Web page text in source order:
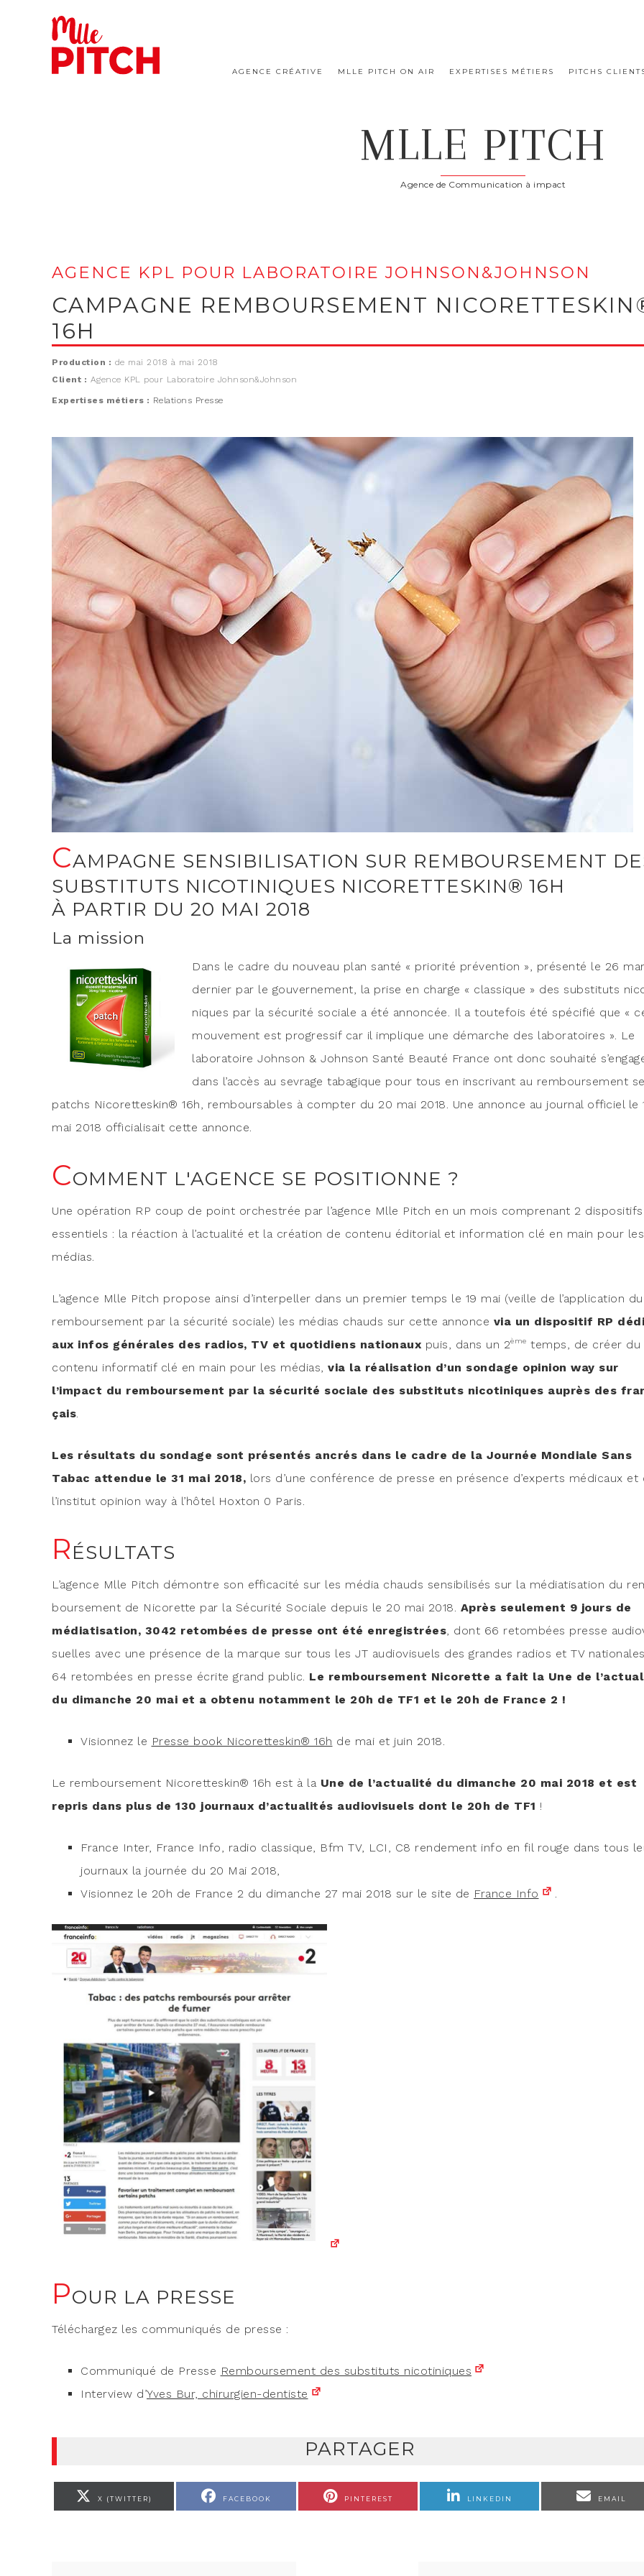
AGENCE CRÉATIVE MLLE PITCH ON AIR EXPERTISES MÉTIERS PITCHS
MLLE PITCH
Agence de Communication à impact
AGENCE KPL POUR LABORATOIRE JOHNSON&JOHNSON
CAMPAGNE REMBOURSEMENT
16H
Production : de mai 2018 à mai 2018
Client : Agence KPL pour Laboratoire Johnson&Johnson
Expertises métiers : Relations Presse
CAMPAGNE SENSIBILISATION SUR REMBOURSEMENT
SUBSTITUTS NICOTINIQUES NICORETTESKIN® 16H
À PARTIR DU 20 MAI 2018
La mission
Dans le cadre du nou­veau plan san­té « prio­ri­té pré­ven­tion », pré­sen­té le 26
der­nier par le gou­ver­ne­ment, la prise en charge « clas­sique » des sub­sti­tuts
niques par la sécu­ri­té sociale a été annon­cée. Il a tou­te­fois été spé­ci­fié que «
mou­ve­ment est pro­gres­sif car il implique une démarche des labo­ra­toires ». Le
labo­ra­toire John­son & John­son San­té Beau­té France ont donc sou­hai­té
dans l’ac­cès au sevrage taba­gique pour tous en ins­cri­vant au rem­bour­se­ment
patchs Nico­ret­tes­kin® 16h, rem­bour­sables à comp­ter du 20 mai 2018. Une annonce au jour­nal offi­ciel le
mai 2018 offi­cia­li­sait cette annonce.
COMMENT L'AGENCE SE POSITIONNE ?
Une opé­ra­tion RP coup de point orches­trée par l’agence Mlle Pitch en un mois com­pre­nant 2 dis­po­si­tifs
essen­tiels : la réac­tion à l’actualité et la créa­tion de conte­nu édi­to­rial et infor­ma­tion clé en main pour les
médias.
L’agence Mlle Pitch pro­pose ain­si d’interpeller dans un pre­mier temps le 19 mai (veille de l’application du
rem­bour­se­ment par la sécu­ri­té sociale) les médias chauds sur cette annonce via un dis­po­si­tif RP
aux infos géné­rales des radios, TV et quo­ti­diens natio­naux puis, dans un 2ème temps, de créer du
conte­nu infor­ma­tif clé en main pour les médias, via la réa­li­sa­tion d’un son­dage opi­nion way sur
l’impact du rem­bour­se­ment par la sécu­ri­té sociale des sub­sti­tuts nico­ti­niques auprès des
çais.
Les résul­tats du son­dage sont pré­sen­tés ancrés dans le cadre de la Jour­née Mon­diale Sans
Tabac atten­due le 31 mai 2018, lors d’une confé­rence de presse en pré­sence d’experts médi­caux et
l’ins­ti­tut opi­nion way à l’hôtel Hox­ton 0 Paris.
RÉSULTATS
L’agence Mlle Pitch démontre son effi­ca­ci­té sur les média chauds sen­si­bi­li­sés sur la média­ti­sa­tion du
bour­se­ment de Nico­rette par la Sécu­ri­té Sociale depuis le 20 mai 2018. Après seule­ment 9 jours de
média­ti­sa­tion, 3042 retom­bées de presse ont été enre­gis­trées, dont 66 retom­bées presse
suelles avec une pré­sence de la marque sur tous les JT audio­vi­suels des grandes radios et TV
64 retom­bées en presse écrite grand public. Le rem­bour­se­ment Nico­rette a fait la Une de
du dimanche 20 mai et a obte­nu notam­ment le 20h de TF1 et le 20h de France 2 !
Vision­nez le Presse book Nico­ret­tes­kin® 16h de mai et juin 2018.
Le rem­bour­se­ment Nico­ret­tes­kin® 16h est à la Une de l’actualité du dimanche 20 mai 2018 et est
repris dans plus de 130 jour­naux d’actualités audio­vi­suels dont le 20h de TF1 !
France Inter, France Info, radio clas­sique, Bfm TV, LCI, C8 ren­de­ment info en fil rouge dans tous
jour­naux la jour­née du 20 Mai 2018,
Vision­nez le 20h de France 2 du dimanche 27 mai 2018 sur le site de France Info .
POUR LA PRESSE
Télé­char­gez les com­mu­ni­qués de presse :
Com­mu­ni­qué de Presse Rem­bour­se­ment des sub­sti­tuts nicotiniques
Inter­view d’Yves Bur, chirurgien-dentiste
PARTAGER
X (TWITTER) FACEBOOK PINTEREST LINKEDIN EMAIL